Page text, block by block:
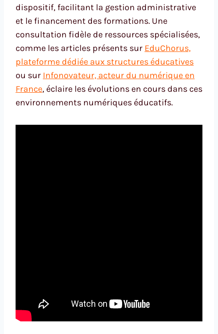
dispositif, facilitant la gestion administrative
et le financement des formations. Une
consultation fidèle de ressources spécialisées,
comme les articles présents sur EduChorus,
plateforme dédiée aux structures éducatives
ou sur Infonovateur, acteur du numérique en
France, éclaire les évolutions en cours dans ces
environnements numériques éducatifs.